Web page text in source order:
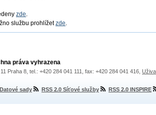
zde.
službu prohlížetzde.
práva vyhrazena
Praha 8, tel.: +420 284 041 111, fax: +420 284 041 416,
sady RSS 2.0 Síťové služby RSS 2.0 INSPIRE